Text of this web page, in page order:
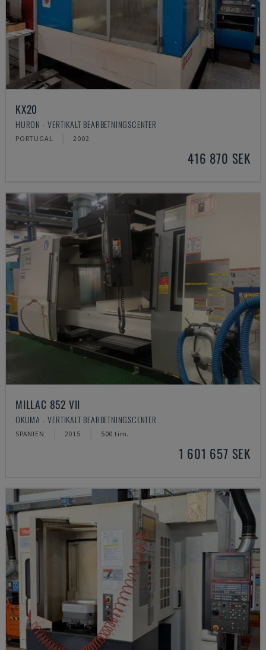
KX20
HURON - VERTIKALT BEARBETNINGSCENTER
PORTUGAL 2002
416 870 SEK
MILLAC 852 VII
OKUMA - VERTIKALT BEARBETNINGSCENTER
SPANIEN 2015 500 tim.
1 601 657 SEK